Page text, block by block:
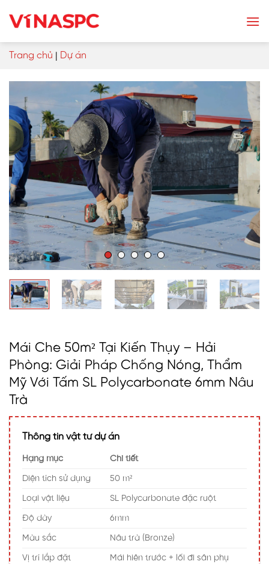
Trang chủ | Dự án
Mái Che 50m² Tại Kiến Thụy – Hải
Phòng: Giải Pháp Chống Nóng, Thẩm
Mỹ Với Tấm SL Polycarbonate 6mm Nâu
Trà
Thông tin vật tư dự án
Hạng mục Chi tiết
Diện tích sử dụng 50 m²
Loại vật liệu SL Polycarbonate đặc ruột
Độ dày 6mm
Màu sắc Nâu trà (Bronze)
Vị trí lắp đặt Mái hiên trước + lối đi sân phụ